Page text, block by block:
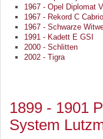
1967 - Opel Diplomat
1967 - Rekord C
1967 - Schwarze
1991 - Kadett E GSI
2000 - Schlitten
2002 - Tigra
1899 - 1901
System